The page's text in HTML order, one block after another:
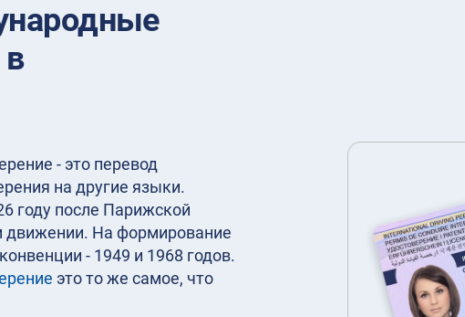
- это перевод
на другие языки.
году после Парижской
На формирование
- 1949 и 1968 годов.
это то же самое, что